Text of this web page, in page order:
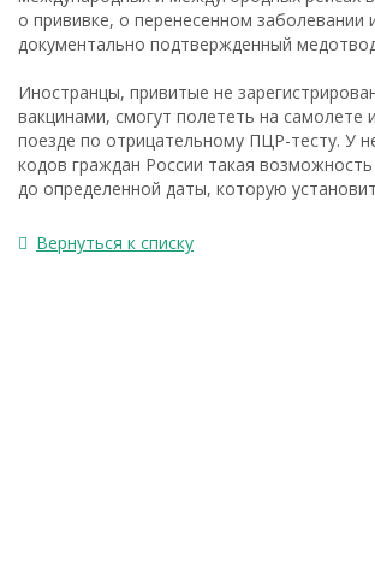
о прививке, о перенесенном заболевании
документально подтвержденный
Иностранцы, привитые не
вакцинами, смогут полететь на самолете
поезде по отрицательному ПЦР-тесту. У
кодов граждан России такая
до определенной даты, которую
Вернуться к списку